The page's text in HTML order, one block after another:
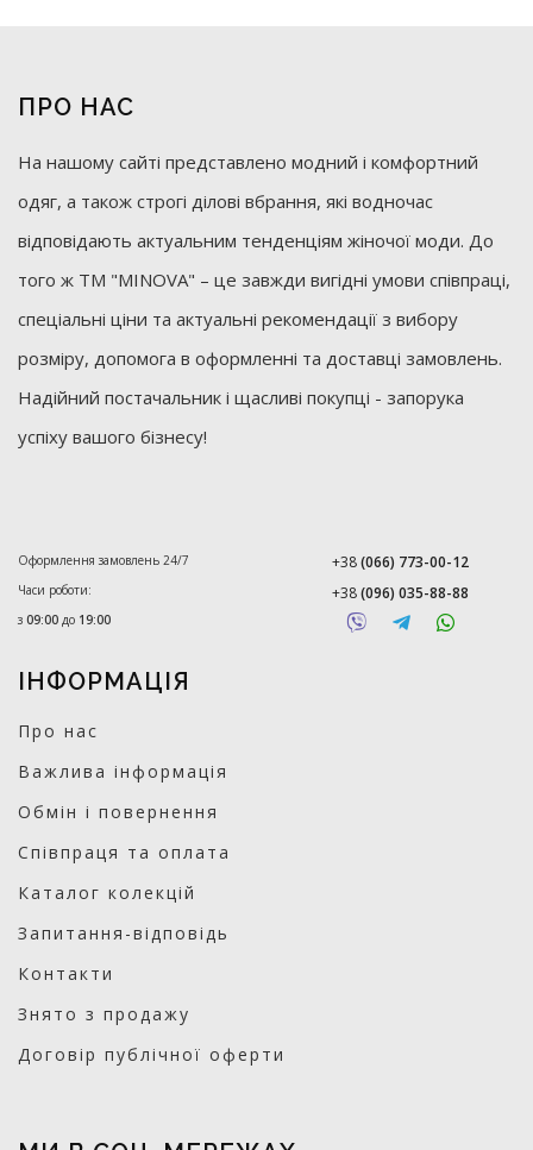
ПРО НАС
На нашому сайті представлено модний і комфортний
одяг, а також строгі ділові вбрання, які водночас
відповідають актуальним тенденціям жіночої моди. До
того ж ТМ "MINOVA" – це завжди вигідні умови співпраці,
спеціальні ціни та актуальні рекомендації з вибору
розміру, допомога в оформленні та доставці замовлень.
Надійний постачальник і щасливі покупці - запорука
успіху вашого бізнесу!
Оформлення замовлень 24/7
Часи роботи:
з 09:00 до 19:00
+38(066) 773-00-12
+38(096) 035-88-88
ІНФОРМАЦІЯ
Про нас
Важлива інформація
Обмін і повернення
Співпраця та оплата
Каталог колекцій
Запитання-відповідь
Контакти
Знято з продажу
Договір публічної оферти